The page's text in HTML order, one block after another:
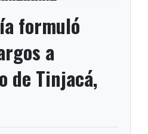
formuló
a
de Tinjacá,